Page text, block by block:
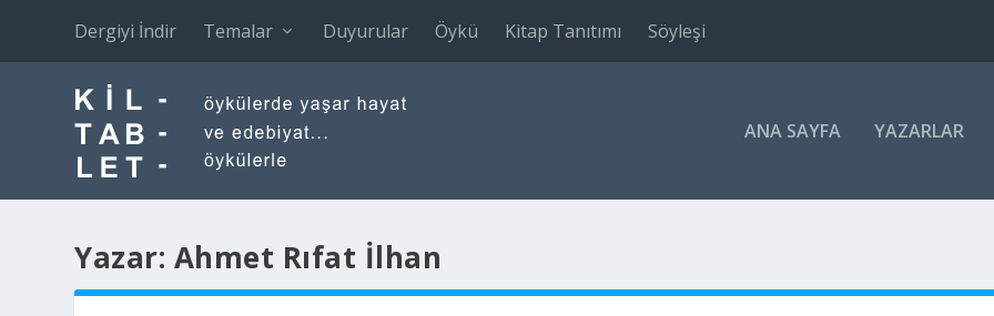
Dergiyi İndir Temalar Duyurular Öykü Kitap Tanıtımı Söyleşi
ANA SAYFA YAZARLAR
Yazar: Ahmet Rıfat İlhan